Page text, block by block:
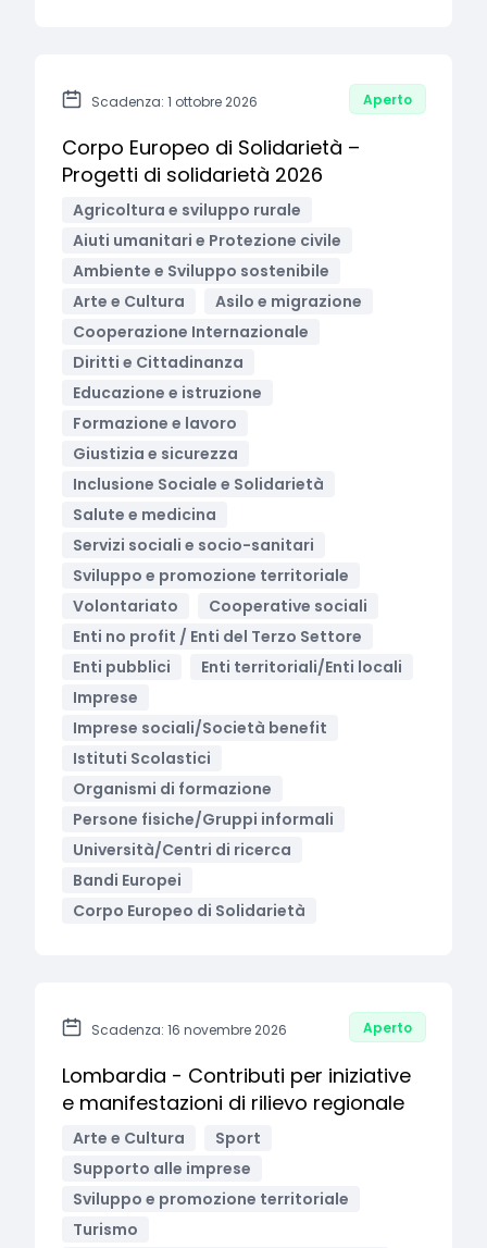
Scadenza: 1 ottobre 2026 Aperto
Corpo Europeo di Solidarietà –
Progetti di solidarietà 2026
Agricoltura e sviluppo rurale
Aiuti umanitari e Protezione civile
Ambiente e Sviluppo sostenibile
Arte e Cultura
Asilo e migrazione
Cooperazione Internazionale
Diritti e Cittadinanza
Educazione e istruzione
Formazione e lavoro
Giustizia e sicurezza
Inclusione Sociale e Solidarietà
Salute e medicina
Servizi sociali e socio-sanitari
Sviluppo e promozione territoriale
Volontariato
Cooperative sociali
Enti no profit / Enti del Terzo Settore
Enti pubblici
Enti territoriali/Enti locali
Imprese
Imprese sociali/Società benefit
Istituti Scolastici
Organismi di formazione
Persone fisiche/Gruppi informali
Università/Centri di ricerca
Bandi Europei
Corpo Europeo di Solidarietà
Scadenza: 16 novembre 2026 Aperto
Lombardia - Contributi per iniziative
e manifestazioni di rilievo regionale
Arte e Cultura
Sport
Supporto alle imprese
Sviluppo e promozione territoriale
Turismo